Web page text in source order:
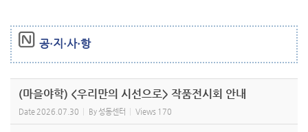
공·지·사·항
(마을야학) <우리만의 시선으로> 작품전시회 안내
Date 2026.07.30 By성동센터 Views 170